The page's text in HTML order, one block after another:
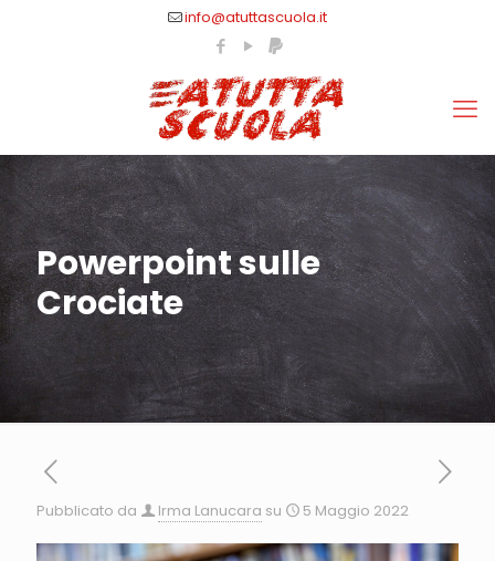
info@atuttascuola.it
Powerpoint sulle
Crociate
Pubblicato da Irma Lanucara su 5 Maggio 2022